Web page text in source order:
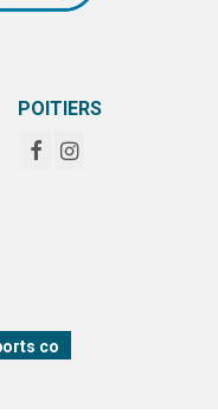
POITIERS
co